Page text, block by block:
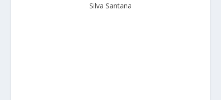
Silva Santana